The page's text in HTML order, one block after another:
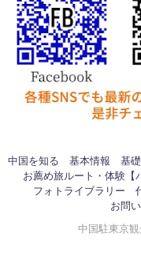
中国を知る 基本情報 基
お薦め旅ルート・体験【
フォトライブラリー
お問
中国駐東京観